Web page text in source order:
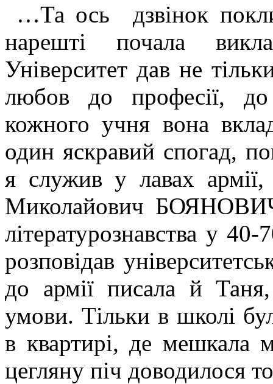
…Та ось дзвінок
нарешті почала
Університет дав не
любов до професії,
кожного учня вона
один яскравий спогад,
я служив у лавах
Миколайович БОЯНОВИЧ
літературознавства у
розповідав
до армії писала й
умови. Тільки в школі
в квартирі, де мешкала
цегляну піч доводилося